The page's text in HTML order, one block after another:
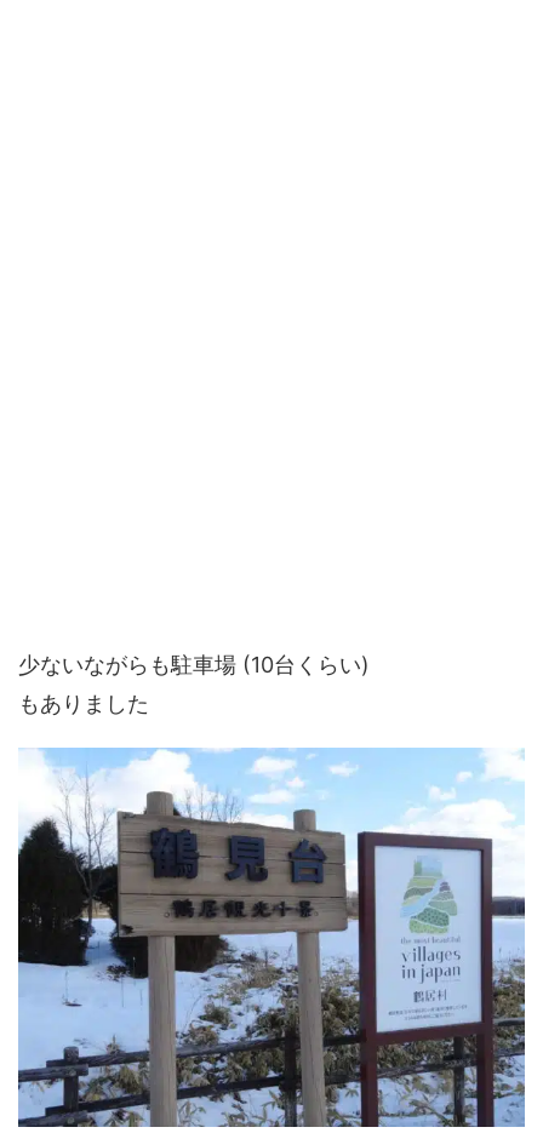
少ないながらも駐車場 (10台くらい)
もありました